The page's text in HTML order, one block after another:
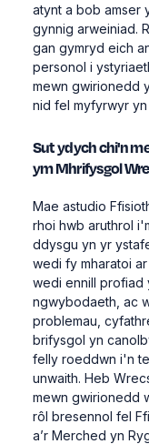
atynt a bob amser
gynnig arweiniad.
gan gymryd eich
personol i
mewn gwirionedd
nid fel myfyrwyr yn
Sut ydych chi'n
ym Mhrifysgol
Mae astudio
rhoi hwb aruthrol
ddysgu yn yr
wedi fy mharatoi
wedi ennill profiad
ngwybodaeth, ac
problemau,
brifysgol yn
felly roeddwn i'n
unwaith. Heb
mewn gwirionedd
rôl bresennol fel
a’r Merched yn